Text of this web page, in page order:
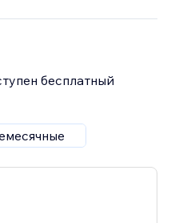
бесплатный